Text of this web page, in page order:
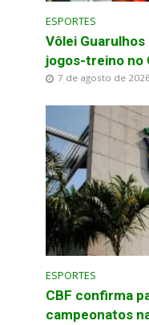
ESPORTES
Vôlei
jogos-treino no
7 de agosto de
ESPORTES
CBF confirma
campeonatos